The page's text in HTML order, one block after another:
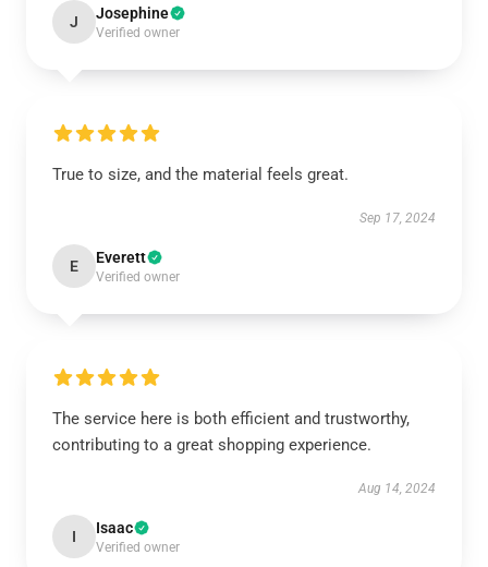
J Josephine
Verified owner
True to size, and the material feels great.
Sep 17, 2024
E Everett
Verified owner
The service here is both efficient and trustworthy,
contributing to a great shopping experience.
Aug 14, 2024
I Isaac
Verified owner